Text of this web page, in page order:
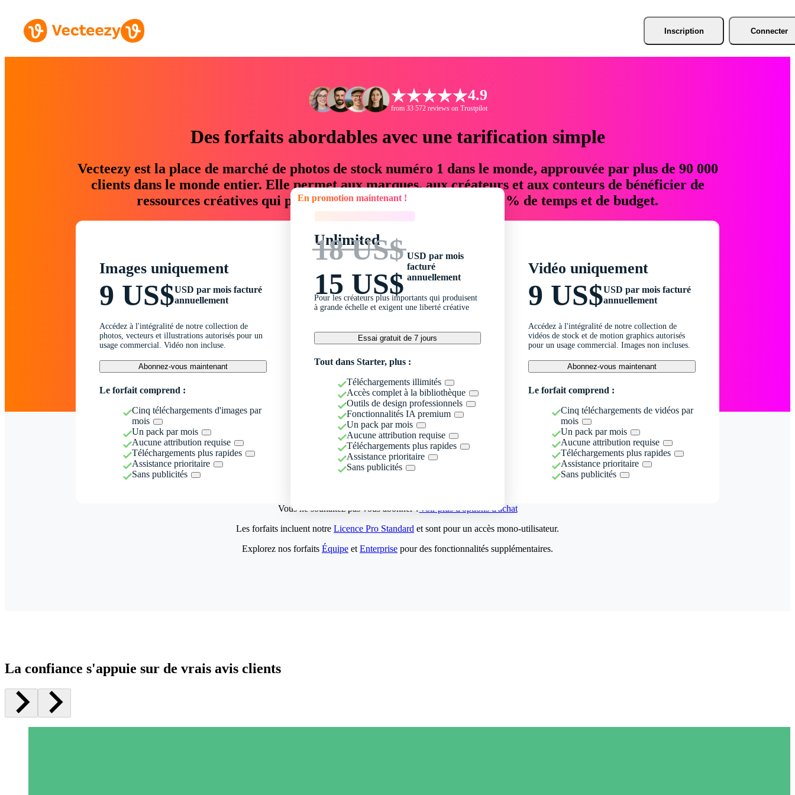
Inscription Connecter
4.9
from 33 572 reviews on Trustpilot
Des forfaits abordables avec une tarification simple
Vecteezy est la place de marché de photos de stock numéro 1 dans le monde, approuvée par plus de 90 000
clients dans le monde entier. Elle permet aux marques, aux créateurs et aux conteurs de bénéficier de
ressources créatives qui permettent d'économiser jusqu'à 76 % de temps et de budget.
Images uniquement
9 US$USD par mois facturé
annuellement
Accédez à l'intégralité de notre collection de
photos, vecteurs et illustrations autorisés pour un
usage commercial. Vidéo non incluse.
Abonnez-vous maintenant
Le forfait comprend :
Cinq téléchargements d'images par
mois
Un pack par mois
Aucune attribution requise
Téléchargements plus rapides
Assistance prioritaire
Sans publicités
En promotion maintenant !
Unlimited
18 US$
15 US$
USD par mois
facturé
annuellement
Pour les créateurs plus importants qui produisent
à grande échelle et exigent une liberté créative
Essai gratuit de 7 jours
Tout dans Starter, plus :
Téléchargements illimités
Accès complet à la bibliothèque
Outils de design professionnels
Fonctionnalités IA premium
Un pack par mois
Aucune attribution requise
Téléchargements plus rapides
Assistance prioritaire
Sans publicités
Vidéo uniquement
9 US$USD par mois facturé
annuellement
Accédez à l'intégralité de notre collection de
vidéos de stock et de motion graphics autorisés
pour un usage commercial. Images non incluses.
Abonnez-vous maintenant
Le forfait comprend :
Cinq téléchargements de vidéos par
mois
Un pack par mois
Aucune attribution requise
Téléchargements plus rapides
Assistance prioritaire
Sans publicités
Vous ne souhaitez pas vous abonner ?Voir plus d'options d'achat
Les forfaits incluent notre Licence Pro Standard et sont pour un accès mono-utilisateur.
Explorez nos forfaits Équipe et Enterprise pour des fonctionnalités supplémentaires.
La confiance s'appuie sur de vrais avis clients